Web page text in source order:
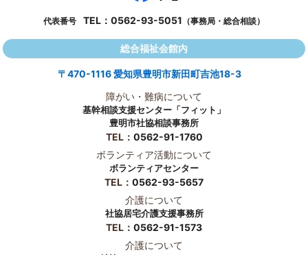
代表番号 TEL： 0562-93-5051 （事務局・総合相談）
総合福祉会館内
〒470-1116 愛知県豊明市新田町吉池18-3
障がい・難病について
基幹相談支援センター「フィット」
豊明市社協相談事務所
TEL： 0562-91-1760
ボランティア活動について
ボランティアセンター
TEL： 0562-93-5657
介護について
社協居宅介護支援事務所
TEL： 0562-91-1573
介護について